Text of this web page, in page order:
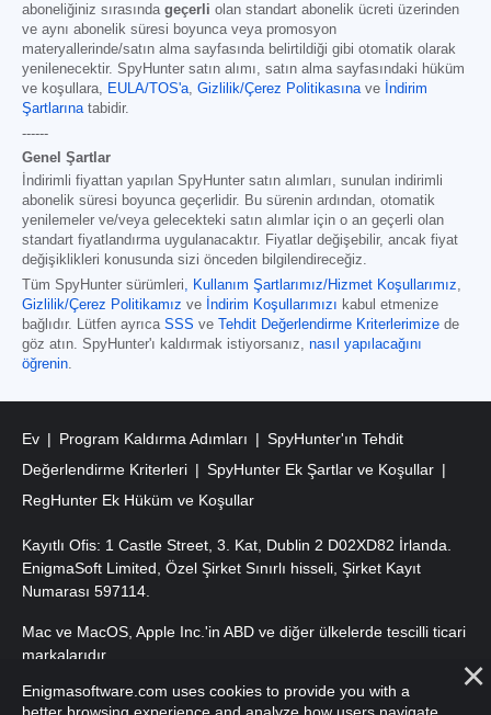
aboneliğiniz sırasında geçerli olan standart abonelik ücreti üzerinden
ve aynı abonelik süresi boyunca veya promosyon
materyallerinde/satın alma sayfasında belirtildiği gibi otomatik olarak
yenilenecektir. SpyHunter satın alımı, satın alma sayfasındaki hüküm
ve koşullara,
EULA/TOS'a Gizlilik/Çerez Politikasına ve İndirim
Şartlarına tabidir.
------
Genel Şartlar
İndirimli fiyattan yapılan SpyHunter satın alımları, sunulan indirimli
abonelik süresi boyunca geçerlidir. Bu sürenin ardından, otomatik
yenilemeler ve/veya gelecekteki satın alımlar için o an geçerli olan
standart fiyatlandırma uygulanacaktır. Fiyatlar değişebilir, ancak fiyat
değişiklikleri konusunda sizi önceden bilgilendireceğiz.
Tüm SpyHunter sürümleri
Kullanım Şartlarımız/Hizmet Koşullarımız
Gizlilik/Çerez Politikamız ve İndirim Koşullarımızı kabul etmenize
bağlıdır. Lütfen ayrıca SSS ve Tehdit Değerlendirme Kriterlerimize de
göz atın. SpyHunter'ı kaldırmak istiyorsanız, nasıl yapılacağını
öğrenin
Ev Program Kaldırma Adımları
SpyHunter'ın Tehdit
Değerlendirme Kriterleri
SpyHunter Ek Şartlar ve Koşullar
RegHunter Ek Hüküm ve Koşullar
Kayıtlı Ofis: 1 Castle Street, 3. Kat, Dublin 2 D02XD82 İrlanda.
EnigmaSoft Limited, Özel Şirket Sınırlı hisseli, Şirket Kayıt
Numarası 597114.
Mac ve MacOS, Apple Inc.'in ABD ve diğer ülkelerde tescilli ticari
markalarıdır.
Telif Hakkı 2016-2026 . EnigmaSoft Ltd. Tüm Hakları Saklıdır.
Enigmasoftware.com uses cookies to provide you with a